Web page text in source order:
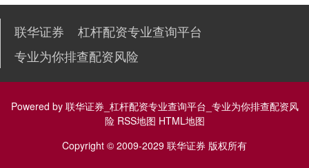
联华证券
杠杆配资专业查询平台
专业为你排查配资风险
Powered by 联华证券_杠杆配资专业查询平台_专业为你排查配资风
险 RSS地图 HTML地图
Copyright © 2009-2029 联华证券 版权所有